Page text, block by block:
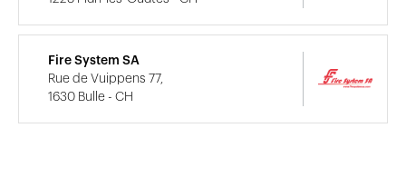
Fire System SA
Rue de Vuippens 77,
1630 Bulle - CH